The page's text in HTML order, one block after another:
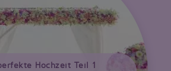
Hochzeit Teil 1